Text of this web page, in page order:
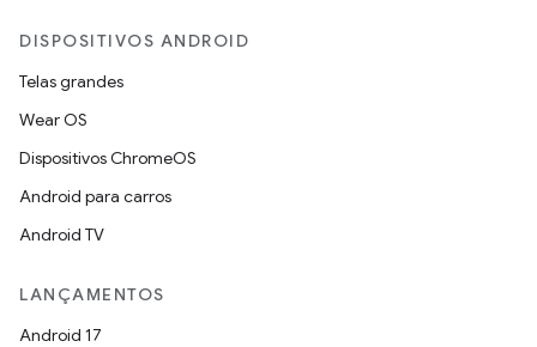
DISPOSITIVOS ANDROID
Telas grandes
Wear OS
Dispositivos ChromeOS
Android para carros
Android TV
LANÇAMENTOS
Android 17